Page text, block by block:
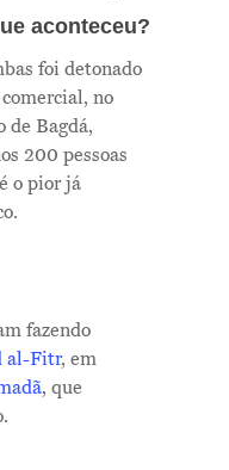
aconteceu?
foi detonado
no
de Bagdá,
200 pessoas
o pior já
fazendo
al-Fitr, em
, que